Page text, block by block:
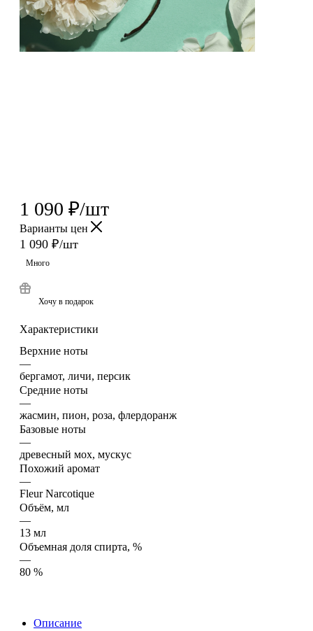
1 090 ₽/шт
Варианты цен
1 090 ₽/шт
Много
Хочу в подарок
Характеристики
Верхние ноты
—
бергамот, личи, персик
Средние ноты
—
жасмин, пион, роза, флердоранж
Базовые ноты
—
древесный мох, мускус
Похожий аромат
—
Fleur Narcotique
Объём, мл
—
13 мл
Объемная доля спирта, %
—
80 %
Описание